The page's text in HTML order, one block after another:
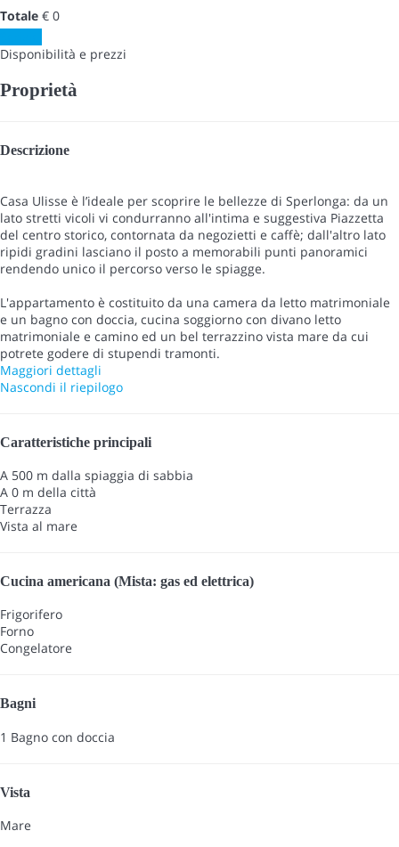
Totale € 0
Disponibilità e prezzi
Proprietà
Descrizione
Casa Ulisse è l’ideale per scoprire le bellezze di Sperlonga: da un
lato stretti vicoli vi condurranno all'intima e suggestiva Piazzetta
del centro storico, contornata da negozietti e caffè; dall'altro lato
ripidi gradini lasciano il posto a memorabili punti panoramici
rendendo unico il percorso verso le spiagge.
L'appartamento è costituito da una camera da letto matrimoniale
e un bagno con doccia, cucina soggiorno con divano letto
matrimoniale e camino ed un bel terrazzino vista mare da cui
potrete godere di stupendi tramonti.
Maggiori dettagli
Nascondi il riepilogo
Caratteristiche principali
A 500 m dalla spiaggia di sabbia
A 0 m della città
Terrazza
Vista al mare
Cucina americana (Mista: gas ed elettrica)
Frigorifero
Forno
Congelatore
Bagni
1 Bagno con doccia
Vista
Mare